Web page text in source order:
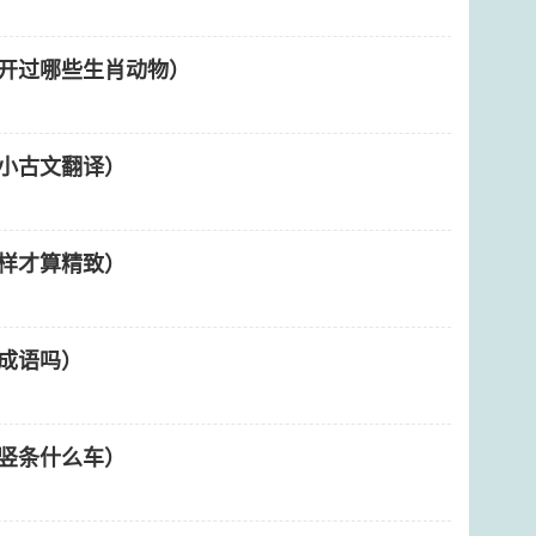
过哪些生肖动物）
古文翻译）
才算精致）
语吗）
条什么车）